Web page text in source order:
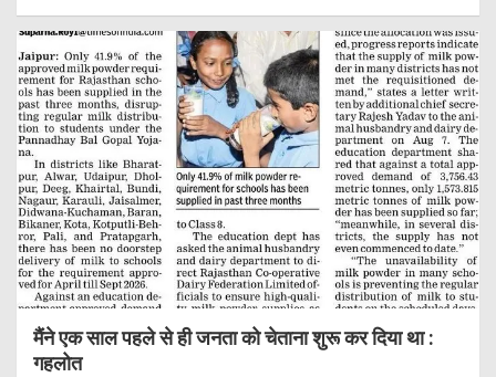
मैंने एक साल पहले से ही जनता को चेताना शुरू कर दिया था :
गहलोत